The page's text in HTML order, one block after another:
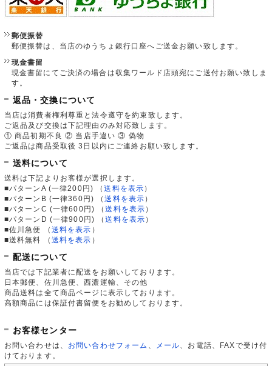
郵便振替
郵便振替は、当店のゆうちょ銀行口座へご送金お願い致します。
現金書留
現金書留にてご決済の場合は収集ワールド店頭宛にご送付お願い致しま
す。
返品・交換について
当店は消費者権利尊重と法令遵守を約束致します。
ご返品及び交換は下記理由のみ対応致します。
① 商品初期不良 ② 当店手違い ③ 偽物
ご返品は商品受取後 3日以内にご連絡お願い致します。
送料について
送料は下記よりお客様が選択します。
■パターンA (一律200円)
（送料を表示 ）
■パターンB (一律360円)
（送料を表示 ）
■パターンC (一律600円)
（送料を表示 ）
■パターンD (一律900円)
（送料を表示 ）
■佐川急便
（ 送料を表示 ）
■送料無料
（ 送料を表示 ）
配送について
当店では下記業者に配送をお願いしております。
日本郵便、佐川急便、西濃運輸、その他
商品送料は全て商品ページに表示しております。
高額商品には保証付書留便をお勧めしております。
お客様センター
お問い合わせは、 お問い合わせフォーム メール 、お電話、FAXで受け付
けております。